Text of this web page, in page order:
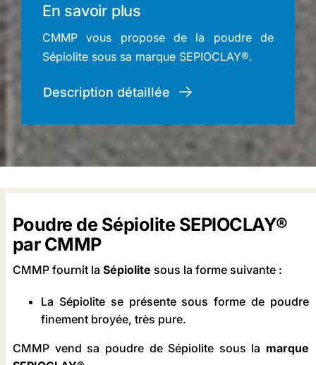
En savoir plus
CMMP vous propose de la poudre de
Sépiolite sous sa marque SEPIOCLAY®.
Description détaillée
Poudre de Sépiolite SEPIOCLAY®
par CMMP
CMMP fournit la Sépiolite sous la forme suivante :
La Sépiolite se présente sous forme de poudre
finement broyée, très pure.
CMMP vend sa poudre de Sépiolite sous la marque